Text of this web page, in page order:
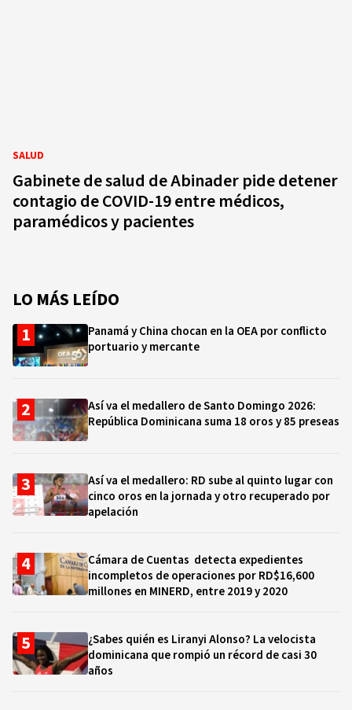
SALUD
Gabinete de salud de Abinader pide detener
contagio de COVID-19 entre médicos,
paramédicos y pacientes
LO MÁS LEÍDO
Panamá y China chocan en la OEA por conflicto
portuario y mercante
Así va el medallero de Santo Domingo 2026:
República Dominicana suma 18 oros y 85 preseas
Así va el medallero: RD sube al quinto lugar con
cinco oros en la jornada y otro recuperado por
apelación
Cámara de Cuentas detecta expedientes
incompletos de operaciones por RD$16,600
millones en MINERD, entre 2019 y 2020
¿Sabes quién es Liranyi Alonso? La velocista
dominicana que rompió un récord de casi 30
años